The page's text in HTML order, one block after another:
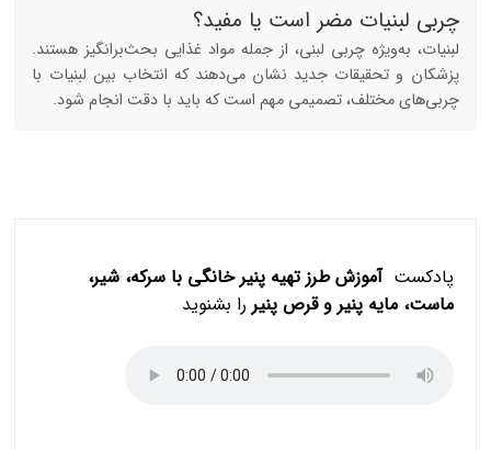
چربی لبنیات مضر است یا مفید؟
لبنیات، به‌ویژه چربی لبنی، از جمله مواد غذایی بحث‌برانگیز هستند.
پزشکان و تحقیقات جدید نشان می‌دهند که انتخاب بین لبنیات با
چربی‌های مختلف، تصمیمی مهم است که باید با دقت انجام شود.
پادکست آموزش طرز تهیه پنیر خانگی با سرکه، شیر،
ماست، مایه پنیر و قرص پنیر را بشنوید